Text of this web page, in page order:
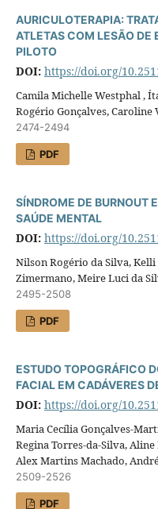
AURICULOTERAPIA:
ATLETAS COM LESÃO DE
PILOTO
DOI: https://doi.org/
Camila Michelle Westphal ,
Rogério Gonçalves, Caroline
2474-2494
PDF
SÍNDROME DE BURNOUT
SAÚDE MENTAL
DOI: https://doi.org/
Nilson Rogério da Silva, Kelli
Zimermano, Meire Luci da
2495-2508
PDF
ESTUDO TOPOGRÁFICO
FACIAL EM CADÁVERES
DOI: https://doi.org/
Maria Cecília Gonçalves-
Regina Torres-da-Silva,
Alex Martins Machado,
2509-2526
PDF